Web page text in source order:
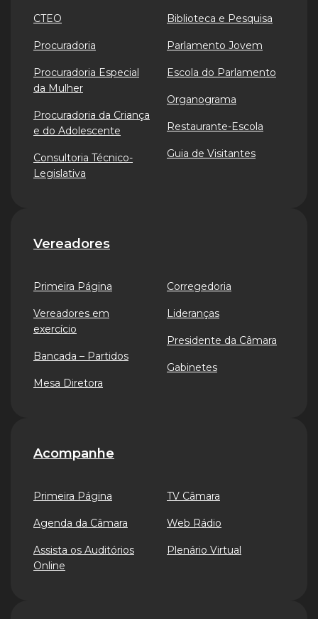
CTEO
Procuradoria
Procuradoria Especial
da Mulher
Procuradoria da Criança
e do Adolescente
Consultoria Técnico-
Legislativa
Biblioteca e Pesquisa
Parlamento Jovem
Escola do Parlamento
Organograma
Restaurante-Escola
Guia de Visitantes
Vereadores
Primeira Página
Vereadores em
exercício
Bancada – Partidos
Mesa Diretora
Corregedoria
Lideranças
Presidente da Câmara
Gabinetes
Acompanhe
Primeira Página
Agenda da Câmara
Assista os Auditórios
Online
TV Câmara
Web Rádio
Plenário Virtual